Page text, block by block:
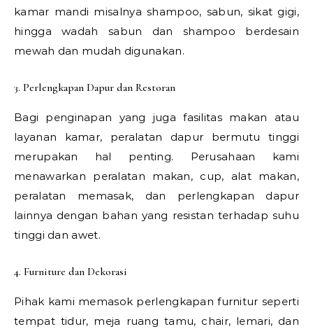
kamar mandi misalnya shampoo, sabun, sikat gigi,
hingga wadah sabun dan shampoo berdesain
mewah dan mudah digunakan.
3. Perlengkapan Dapur dan Restoran
Bagi penginapan yang juga fasilitas makan atau
layanan kamar, peralatan dapur bermutu tinggi
merupakan hal penting. Perusahaan kami
menawarkan peralatan makan, cup, alat makan,
peralatan memasak, dan perlengkapan dapur
lainnya dengan bahan yang resistan terhadap suhu
tinggi dan awet.
4. Furniture dan Dekorasi
Pihak kami memasok perlengkapan furnitur seperti
tempat tidur, meja ruang tamu, chair, lemari, dan